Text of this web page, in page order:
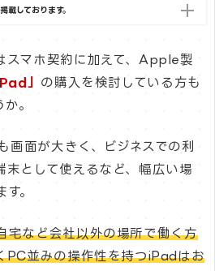
載しております。
スマホ契約に加えて、Apple製
」 の購入を検討している方も
。
画面が大きく、ビジネスでの利
末として使えるなど、幅広い場
。
宅など会社以外の場所で働く方
PC並みの操作性を持つiPadはお